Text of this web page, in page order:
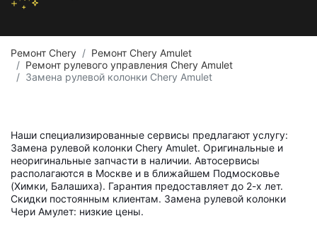
Ремонт Chery
Ремонт Chery Amulet
Ремонт рулевого управления Chery Amulet
Замена рулевой колонки Chery Amulet
Наши специализированные сервисы предлагают услугу:
Замена рулевой колонки Chery Amulet. Оригинальные и
неоригинальные запчасти в наличии. Автосервисы
располагаются в Москве и в ближайшем Подмосковье
(Химки, Балашиха). Гарантия предоставляет до 2-х лет.
Скидки постоянным клиентам. Замена рулевой колонки
Чери Амулет: низкие цены.